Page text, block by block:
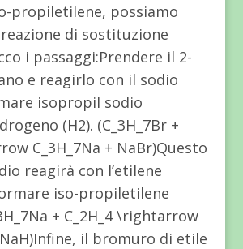
propiletilene, possiamo
di sostituzione
i passaggi:Prendere il 2-
e reagirlo con il sodio
isopropil sodio
(H2). (C_3H_7Br +
C_3H_7Na + NaBr)Questo
reagirà con l’etilene
iso-propiletilene
+ C_2H_4 \rightarrow
NaH)Infine, il bromuro di etile